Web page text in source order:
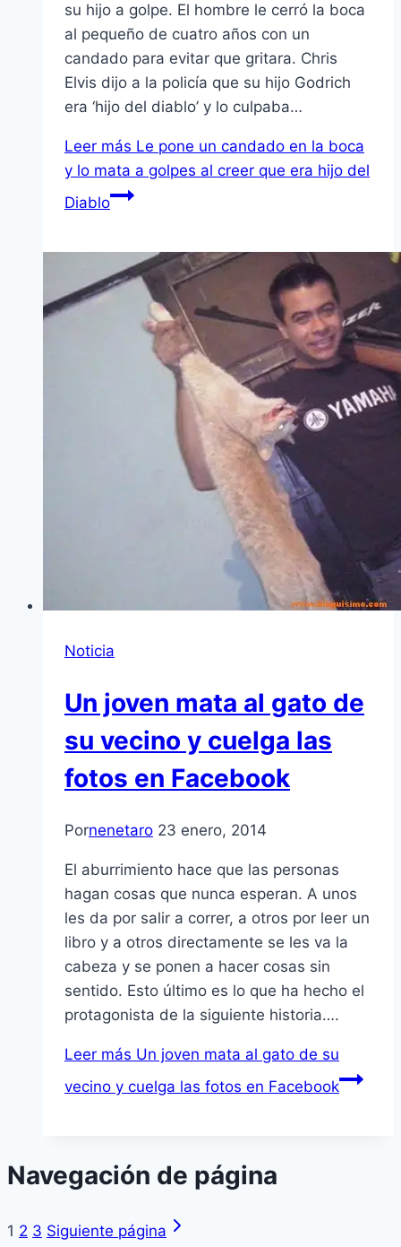
su hijo a golpe. El hombre le cerró la boca
al pequeño de cuatro años con un
candado para evitar que gritara. Chris
Elvis dijo a la policía que su hijo Godrich
era ‘hijo del diablo’ y lo culpaba…
Leer más Le pone un candado en la boca
y lo mata a golpes al creer que era hijo del
Diablo
Noticia
Un joven mata al gato de
su vecino y cuelga las
fotos en Facebook
Pornenetaro 23 enero, 2014
El aburrimiento hace que las personas
hagan cosas que nunca esperan. A unos
les da por salir a correr, a otros por leer un
libro y a otros directamente se les va la
cabeza y se ponen a hacer cosas sin
sentido. Esto último es lo que ha hecho el
protagonista de la siguiente historia….
Leer más Un joven mata al gato de su
vecino y cuelga las fotos en Facebook
Navegación de página
1 2 3 Siguiente página